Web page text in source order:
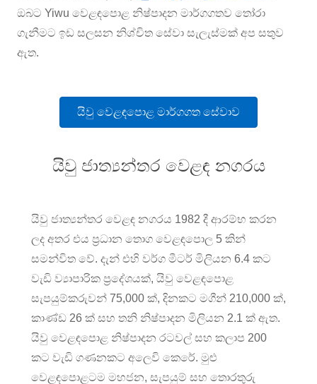
ඔබට Yiwu වෙළඳපොළ නිෂ්පාදන මාර්ගගතව තෝරා
ගැනීමට ඉඩ සලසන නිශ්චිත සේවා සැලැස්මක් අප සතුව
ඇත.
යිවු වෙළඳපොළ මාර්ගගත සේවාව
යිවු ජාත්‍යන්තර වෙළඳ නගරය
යිවු ජාත්‍යන්තර වෙළඳ නගරය 1982 දී ආරම්භ කරන
ලද අතර එය ප්‍රධාන තොග වෙළඳපොල 5 කින්
සමන්විත වේ. දැන් එහි වර්ග මීටර් මිලියන 6.4 කට
වැඩි ව්‍යාපාරික ප්‍රදේශයක්, යිවු වෙළඳපොළ
සැපයුම්කරුවන් 75,000 ක්, දිනකට මගීන් 210,000 ක්,
කාණ්ඩ 26 ක් සහ තනි නිෂ්පාදන මිලියන 2.1 ක් ඇත.
යිවු වෙළඳපොළ නිෂ්පාදන රටවල් සහ කලාප 200
කට වැඩි ගණනකට අලෙවි කෙරේ. මුළු
වෙළඳපොළටම මහජන, සැපයුම් සහ තොරතුරු